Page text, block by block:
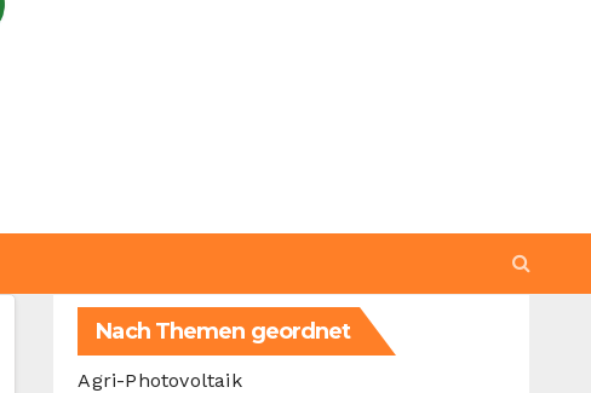
Nach Themen geordnet
Agri-Photovoltaik